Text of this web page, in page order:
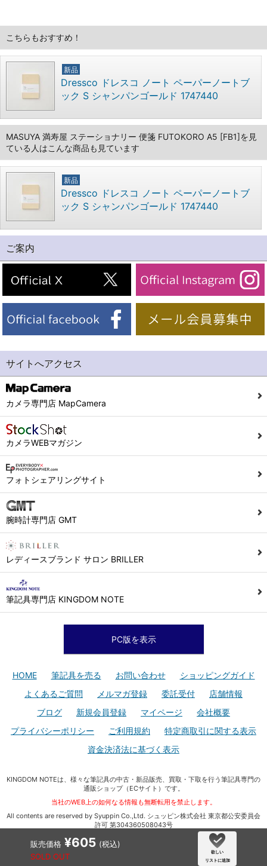
こちらもおすすめ！
新品
Dressco ドレスコ ノート ペーパーノートブ
ック S シャンパンゴールド 1747440
MASUYA 満寿屋 ステーショナリー 便箋 FUTOKORO A5 [FB1]を見
ている人はこんな商品も見ています
新品
Dressco ドレスコ ノート ペーパーノートブ
ック S シャンパンゴールド 1747440
ご案内
サイトへアクセス
カメラ専門店 MapCamera
カメラWEBマガジン
フォトシェアリングサイト
腕時計専門店 GMT
レディースブランド サロン BRILLER
筆記具専門店 KINGDOM NOTE
販売価格 ¥605 (税込)
SOLD OUT
欲しい
リストに追加
PC版を表示
HOME 筆記具を売る お問い合わせ
ショッピングガイド
よくあるご質問
メルマガ登録 委託受付
店舗情報
ブログ
新規会員登録 マイページ
会社概要
プライバシーポリシー
ご利用規約
特定商取引に関する表示
資金決済法に基づく表示
KINGDOM NOTEは、様々な筆記具の中古・新品販売、買取・下取を行う筆記具専門の
通販ショップ（ECサイト）です。
当社のWEB上の如何なる情報も無断転用を禁止します。
All contents are reserved by Syuppin Co.,Ltd. シュッピン株式会社 東京都公安委員会
許可 第304360508043号